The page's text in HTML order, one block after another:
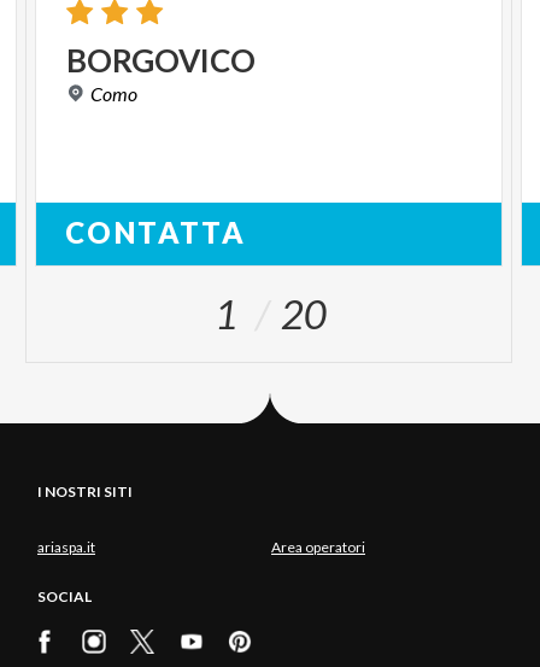
BORGOVICO
Como
CONTATTA
1 20
I NOSTRI SITI
ariaspa.it Area operatori
SOCIAL